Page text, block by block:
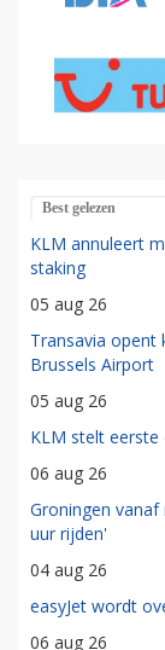
Best gelezen
KLM annuleert
staking
05 aug 26
Transavia opent
Brussels Airport
05 aug 26
KLM stelt
06 aug 26
Groningen
uur rijden'
04 aug 26
easyJet wordt
06 aug 26